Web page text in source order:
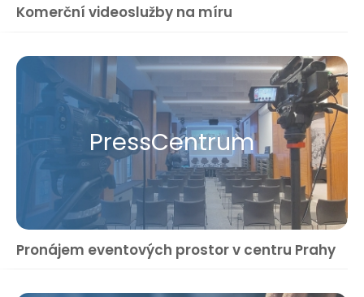
Komerční videoslužby na míru
Press​Centrum
Pronájem eventových prostor v centru Prahy